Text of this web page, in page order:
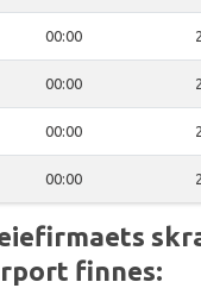
00:00
00:00
00:00
00:00
finnes: